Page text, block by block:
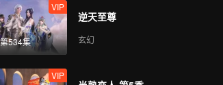
534集
VIP
逆天至尊
玄幻
VIP